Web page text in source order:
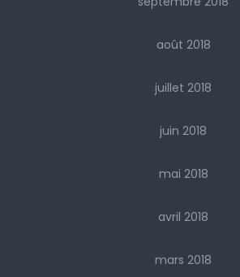
août 2018
juillet 2018
juin 2018
mai 2018
avril 2018
mars 2018